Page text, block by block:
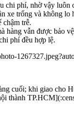
chi phí, nhờ vậy
xe trống và không lo
trễ.
hàng vẫn được bảo
phí đều hợp lệ.
cuối; khi giao cho
thành